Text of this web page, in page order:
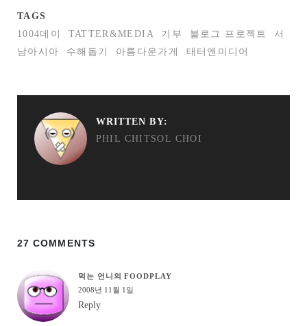
TAGS
1004데이
TATTER&MEDIA 기부 블로그 프로젝트
서
남아시아
수해돕기 아름다운가게 태터앤미디어
WRITTEN BY:
PHIL CHITSOL CHOI
27 COMMENTS
먹는 언니의 FOODPLAY
2008년 11월 1일
Reply